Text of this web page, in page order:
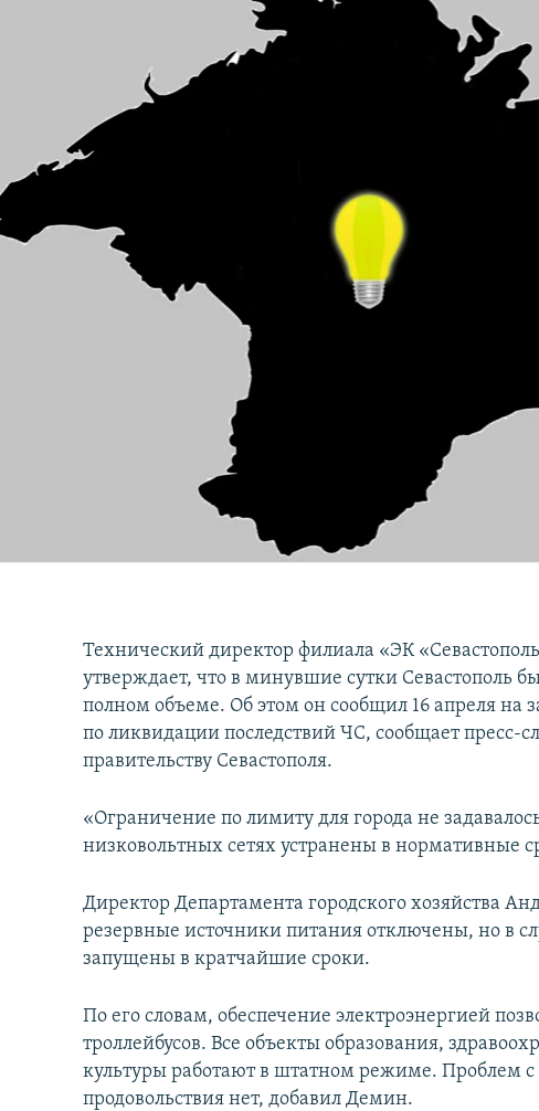
Технический директор филиала «ЭК
утверждает, что в минувшие сутки Севастополь
полном объеме. Об этом он сообщил 16 апреля на
по ликвидации последствий ЧС, сообщает пресс-
правительству Севастополя.
«Ограничение по лимиту для города не
низковольтных сетях устранены в нормативные
Директор Департамента городского хозяйства
резервные источники питания отключены, но в
запущены в кратчайшие сроки.
По его словам, обеспечение электроэнергией
троллейбусов. Все объекты образования,
культуры работают в штатном режиме. Проблем с
продовольствия нет, добавил Демин.